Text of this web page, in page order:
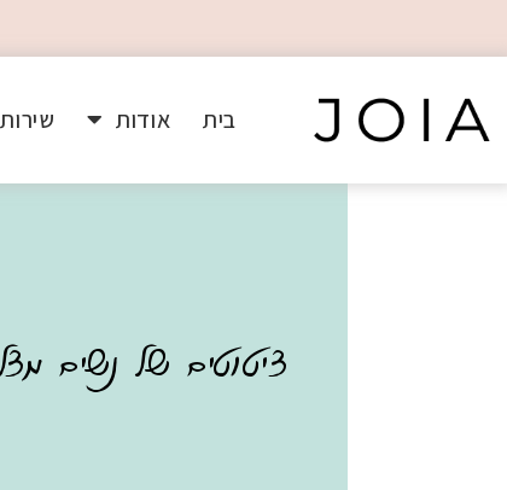
בית אודות
ציטוטים של נשים